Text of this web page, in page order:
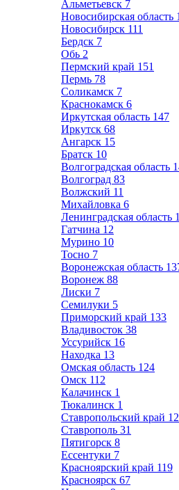
Альметьевск 7
Новосибирская область
Новосибирск 111
Бердск 7
Обь 2
Пермский край 151
Пермь 78
Соликамск 7
Краснокамск 6
Иркутская область 147
Иркутск 68
Ангарск 15
Братск 10
Волгоградская область
Волгоград 83
Волжский 11
Михайловка 6
Ленинградская область
Гатчина 12
Мурино 10
Тосно 7
Воронежская область
Воронеж 88
Лиски 7
Семилуки 5
Приморский край 133
Владивосток 38
Уссурийск 16
Находка 13
Омская область 124
Омск 112
Калачинск 1
Тюкалинск 1
Ставропольский край
Ставрополь 31
Пятигорск 8
Ессентуки 7
Красноярский край 119
Красноярск 67